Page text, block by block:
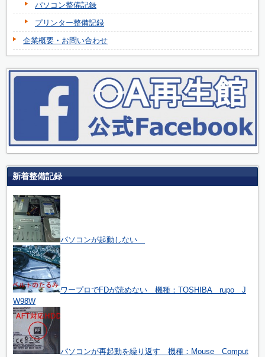
パソコン整備記録
プリンター整備記録
企業概要・お問い合わせ
新着整備記録
パソコンが起動しない
ワープロでFDが読めない 機種：TOSHIBA rupo J
W98W
パソコンが再起動を繰り返す 機種：Mouse Comput